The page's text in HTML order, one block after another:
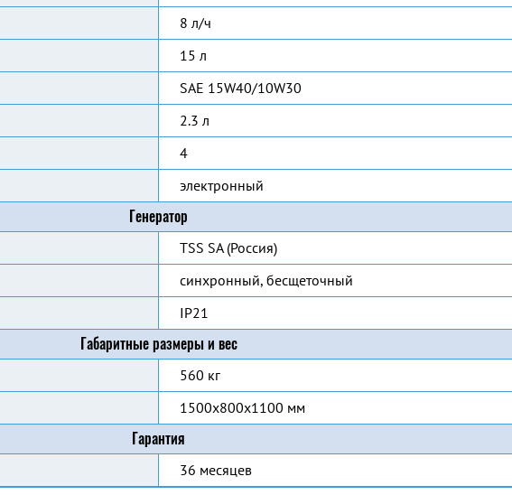
8 л/ч
15 л
SAE 15W40/10W30
2.3 л
4
электронный
Генератор
TSS SA (Россия)
синхронный, бесщеточный
IP21
Габаритные размеры и вес
560 кг
1500х800х1100 мм
Гарантия
36 месяцев